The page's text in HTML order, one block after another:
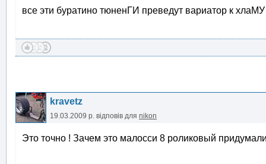
все эти буратино тюненГИ преведут вариатор к
kravetz
19.03.2009 р. відповів для nikon
Это точно ! Зачем это малосси 8 роликовый